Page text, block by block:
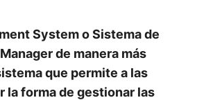
System o Sistema de
de manera más
que permite a las
la forma de gestionar las